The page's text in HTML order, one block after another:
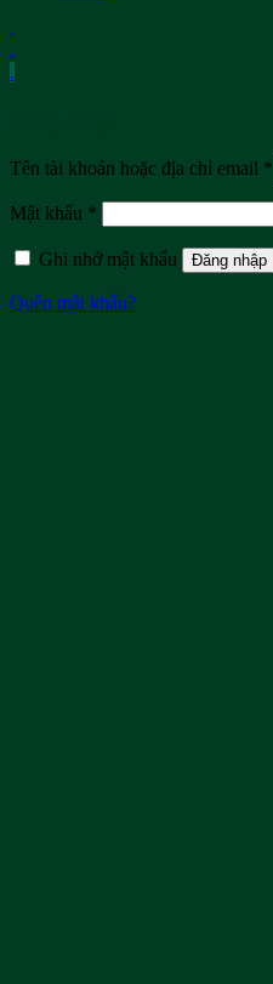
.
.
.
Tên tài khoản hoặc địa chỉ email *
Mật khẩu *
Ghi nhớ mật khẩu Đăng nhập
Quên mật khẩu?